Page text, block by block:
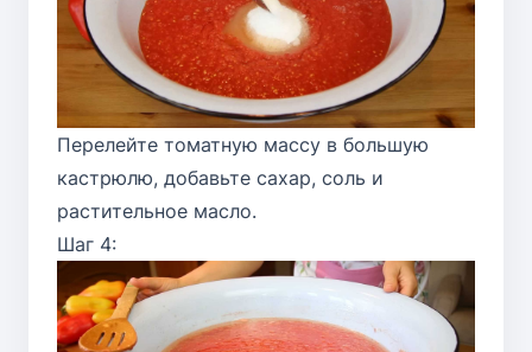
Перелейте томатную массу в большую
кастрюлю, добавьте сахар, соль и
растительное масло.
Шаг 4: